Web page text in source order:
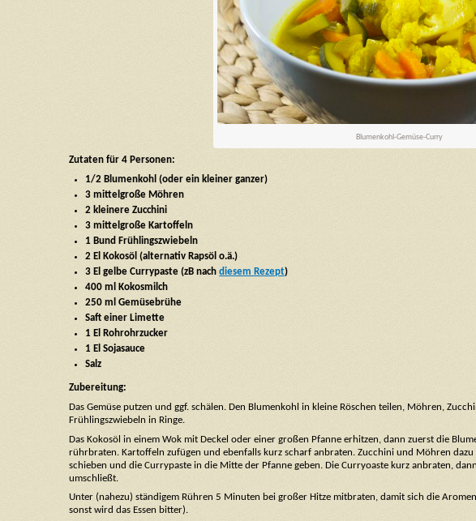
Blumenkohl-Gemüse-Curry
Zutaten für 4 Personen:
1/2 Blumenkohl (oder ein kleiner ganzer)
3 mittelgroße Möhren
2 kleinere Zucchini
3 mittelgroße Kartoffeln
1 Bund Frühlingszwiebeln
2 El Kokosöl (alternativ Rapsöl o.ä.)
3 El gelbe Currypaste (zB nachdiesem Rezept)
400 ml Kokosmilch
250 ml Gemüsebrühe
Saft einer Limette
1 El Rohrohrzucker
1 El Sojasauce
Salz
Zubereitung:
Das Gemüse putzen und ggf. schälen. Den Blumenkohl in kleine Röschen teilen, Möhren,
Frühlingszwiebeln in Ringe.
Das Kokosöl in einem Wok mit Deckel oder einer großen Pfanne erhitzen, dann zuerst die
rührbraten. Kartoffeln zufügen und ebenfalls kurz scharf anbraten. Zucchini und Möhren dazu
schieben und die Currypaste in die Mitte der Pfanne geben. Die Curryoaste kurz anbraten,
umschließt.
Unter (nahezu) ständigem Rühren 5 Minuten bei großer Hitze mitbraten, damit sich die
sonst wird das Essen bitter).